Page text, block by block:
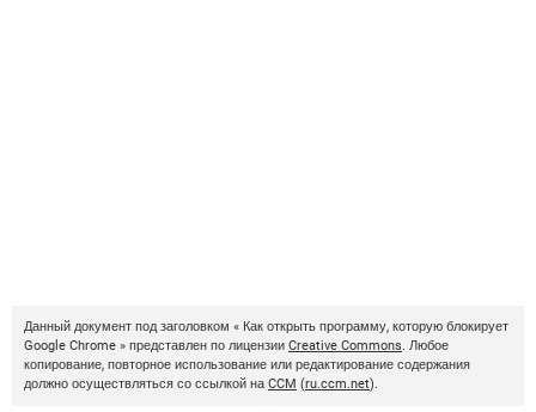
Данный документ под заголовком « Как открыть программу, которую блокирует
Google Chrome » представлен по лицензии Creative Commons. Любое
копирование, повторное использование или редактирование содержания
должно осуществляться со ссылкой на CCM (ru.ccm.net).